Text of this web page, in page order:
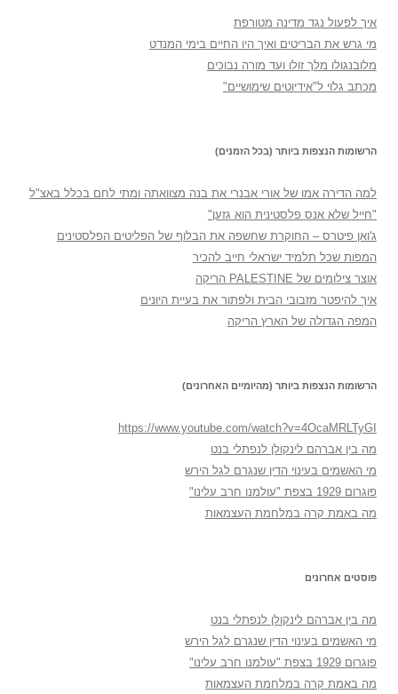
איך לפעול נגד מדינה מטורפת
מי גרש את הבריטים ואיך היו החיים בימי המנדט
מלובנגולו מלך זולו ועד מורה נבוכים
מכתב גלוי ל"אידיוטים שימושיים"
הרשומות הנצפות ביותר (בכל הזמנים)
למה הדירה אמו של אורי אבנרי את בנה מצוואתה ומתי לחם בכלל באצ"ל
"חייל שלא אנס פלסטינית הוא גזען"
ג'ואן פיטרס – החוקרת שחשפה את הבלוף של הפליטים הפלסטינים
המפות שכל תלמיד ישראלי חייב להכיר
אוצר צילומים של PALESTINE הריקה
איך להיפטר מזבובי הבית ולפתור את בעיית היונים
המפה הגדולה של הארץ הריקה
הרשומות הנצפות ביותר (מהיומיים האחרונים)
https://www.youtube.com/watch?v=4OcaMRLTyGI
מה בין אברהם לינקולן לנפתלי בנט
מי האשמים בעינוי הדין שנגרם לגל הירש
פוגרום 1929 בצפת "עולמנו חרב עלינו"
מה באמת קרה במלחמת העצמאות
פוסטים אחרונים
מה בין אברהם לינקולן לנפתלי בנט
מי האשמים בעינוי הדין שנגרם לגל הירש
פוגרום 1929 בצפת "עולמנו חרב עלינו"
מה באמת קרה במלחמת העצמאות